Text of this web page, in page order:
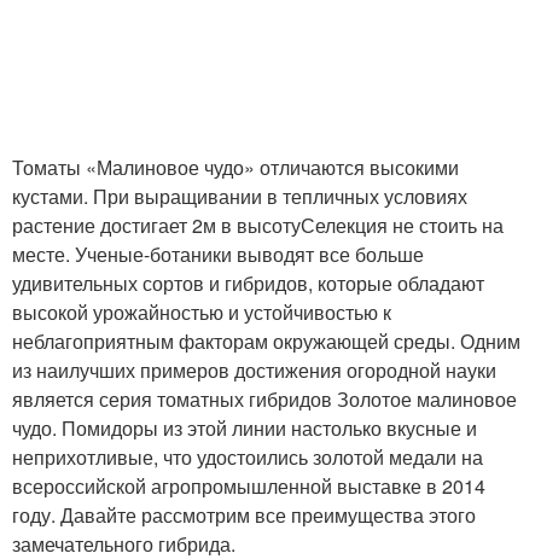
Томаты «Малиновое чудо» отличаются высокими
кустами. При выращивании в тепличных условиях
растение достигает 2м в высотуСелекция не стоить на
месте. Ученые-ботаники выводят все больше
удивительных сортов и гибридов, которые обладают
высокой урожайностью и устойчивостью к
неблагоприятным факторам окружающей среды. Одним
из наилучших примеров достижения огородной науки
является серия томатных гибридов Золотое малиновое
чудо. Помидоры из этой линии настолько вкусные и
неприхотливые, что удостоились золотой медали на
всероссийской агропромышленной выставке в 2014
году. Давайте рассмотрим все преимущества этого
замечательного гибрида.